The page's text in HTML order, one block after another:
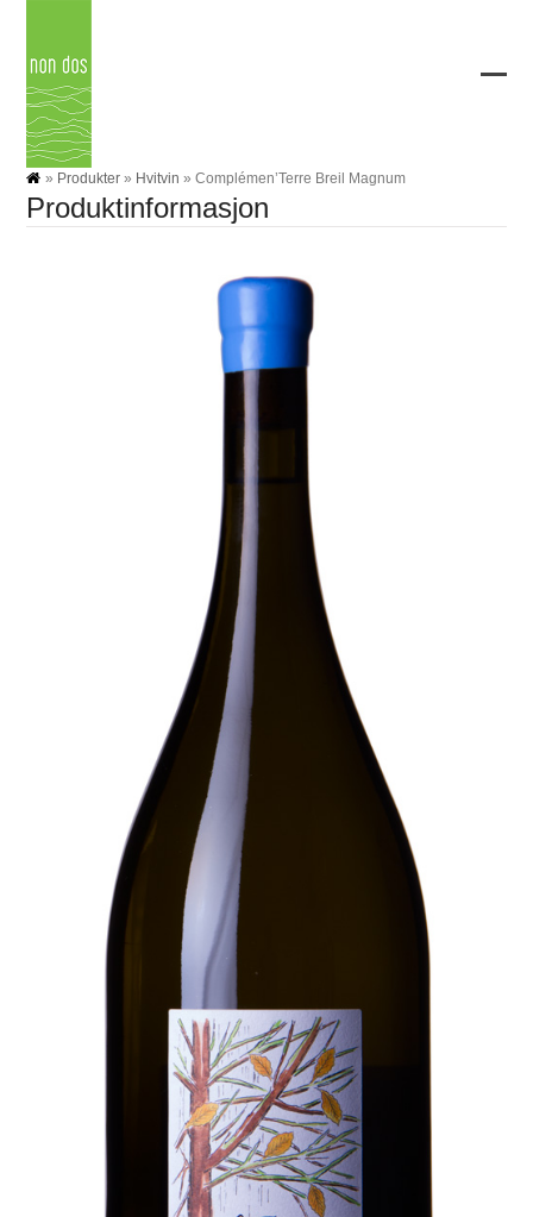
content
» Produkter » Hvitvin »Complémen’Terre Breil Magnum
Produktinformasjon